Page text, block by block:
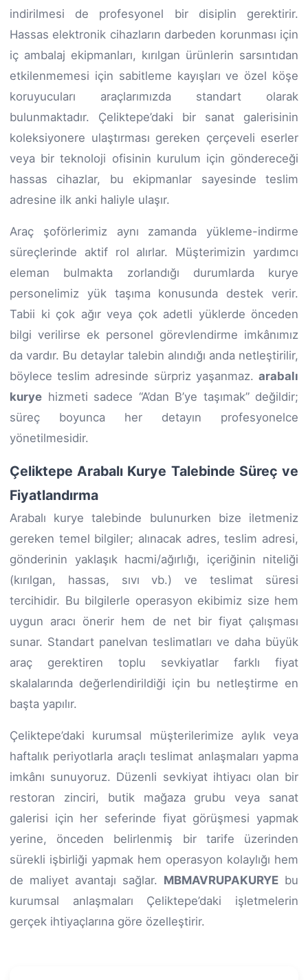
indirilmesi de profesyonel bir disiplin gerektirir.
Hassas elektronik cihazların darbeden korunması için
iç ambalaj ekipmanları, kırılgan ürünlerin sarsıntıdan
etkilenmemesi için sabitleme kayışları ve özel köşe
koruyucuları araçlarımızda standart olarak
bulunmaktadır. Çeliktepe’daki bir sanat galerisinin
koleksiyonere ulaştırması gereken çerçeveli eserler
veya bir teknoloji ofisinin kurulum için göndereceği
hassas cihazlar, bu ekipmanlar sayesinde teslim
adresine ilk anki haliyle ulaşır.
Araç şoförlerimiz aynı zamanda yükleme-indirme
süreçlerinde aktif rol alırlar. Müşterimizin yardımcı
eleman bulmakta zorlandığı durumlarda kurye
personelimiz yük taşıma konusunda destek verir.
Tabii ki çok ağır veya çok adetli yüklerde önceden
bilgi verilirse ek personel görevlendirme imkânımız
da vardır. Bu detaylar talebin alındığı anda netleştirilir,
böylece teslim adresinde sürpriz yaşanmaz. arabalı
kurye hizmeti sadece “A’dan B’ye taşımak” değildir;
süreç boyunca her detayın profesyonelce
yönetilmesidir.
Çeliktepe Arabalı Kurye Talebinde Süreç ve
Fiyatlandırma
Arabalı kurye talebinde bulunurken bize iletmeniz
gereken temel bilgiler; alınacak adres, teslim adresi,
gönderinin yaklaşık hacmi/ağırlığı, içeriğinin niteliği
(kırılgan, hassas, sıvı vb.) ve teslimat süresi
tercihidir. Bu bilgilerle operasyon ekibimiz size hem
uygun aracı önerir hem de net bir fiyat çalışması
sunar. Standart panelvan teslimatları ve daha büyük
araç gerektiren toplu sevkiyatlar farklı fiyat
skalalarında değerlendirildiği için bu netleştirme en
başta yapılır.
Çeliktepe’daki kurumsal müşterilerimize aylık veya
haftalık periyotlarla araçlı teslimat anlaşmaları yapma
imkânı sunuyoruz. Düzenli sevkiyat ihtiyacı olan bir
restoran zinciri, butik mağaza grubu veya sanat
galerisi için her seferinde fiyat görüşmesi yapmak
yerine, önceden belirlenmiş bir tarife üzerinden
sürekli işbirliği yapmak hem operasyon kolaylığı hem
de maliyet avantajı sağlar. MBMAVRUPAKURYE bu
kurumsal anlaşmaları Çeliktepe’daki işletmelerin
gerçek ihtiyaçlarına göre özelleştirir.